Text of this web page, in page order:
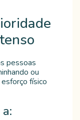
pessoas
ou
físico